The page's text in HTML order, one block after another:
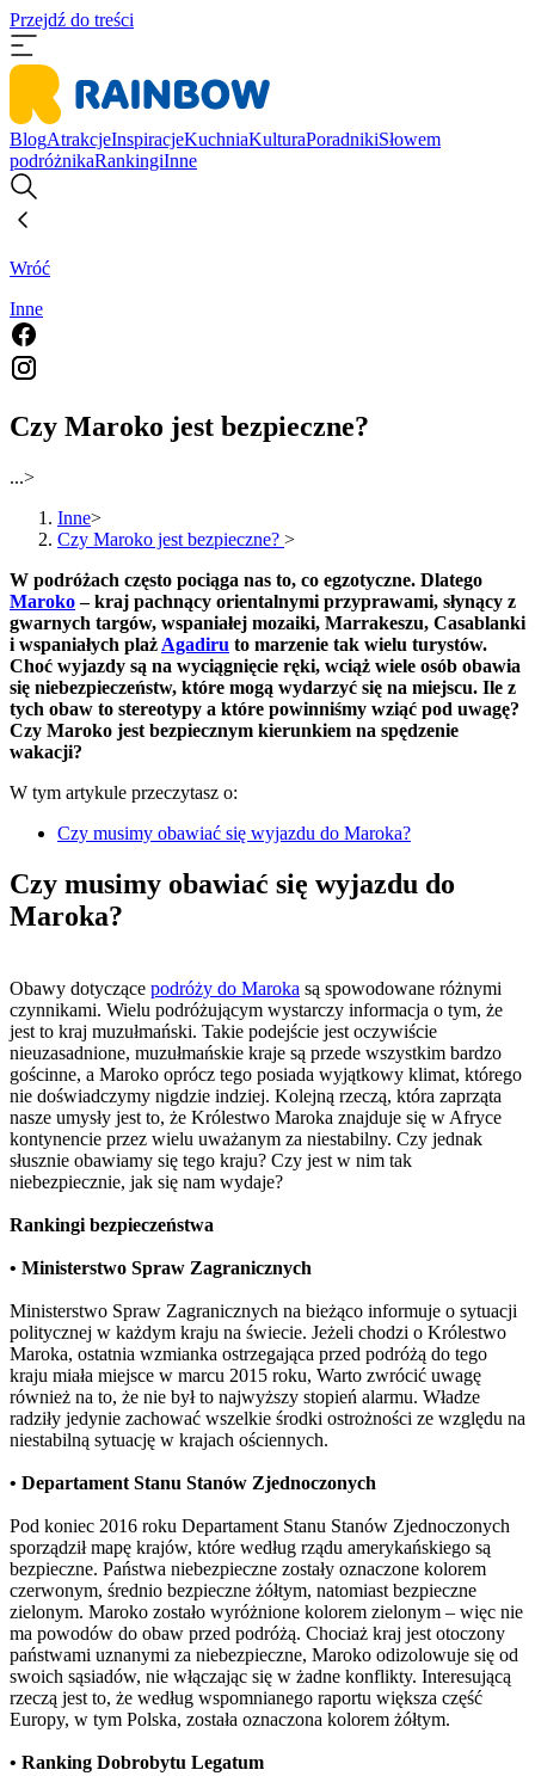
Przejdź do treści
BlogAtrakcjeInspiracjeKuchniaKulturaPoradnikiSłowem
podróżnikaRankingiInne
Wróć
Inne
Czy Maroko jest bezpieczne?
...>
Inne>
Czy Maroko jest bezpieczne? >
W podróżach często pociąga nas to, co egzotyczne. Dlatego
Maroko– kraj pachnący orientalnymi przyprawami, słynący z
gwarnych targów, wspaniałej mozaiki, Marrakeszu, Casablanki
i wspaniałych plaż Agadiru to marzenie tak wielu turystów.
Choć wyjazdy są na wyciągnięcie ręki, wciąż wiele osób obawia
się niebezpieczeństw, które mogą wydarzyć się na miejscu. Ile z
tych obaw to stereotypy a które powinniśmy wziąć pod uwagę?
Czy Maroko jest bezpiecznym kierunkiem na spędzenie
wakacji?
W tym artykule przeczytasz o:
Czy musimy obawiać się wyjazdu do Maroka?
Czy musimy obawiać się wyjazdu do
Maroka?
Obawy dotyczące podróży do Maroka są spowodowane różnymi
czynnikami. Wielu podróżującym wystarczy informacja o tym, że
jest to kraj muzułmański. Takie podejście jest oczywiście
nieuzasadnione, muzułmańskie kraje są przede wszystkim bardzo
gościnne, a Maroko oprócz tego posiada wyjątkowy klimat, którego
nie doświadczymy nigdzie indziej. Kolejną rzeczą, która zaprząta
nasze umysły jest to, że Królestwo Maroka znajduje się w Afryce
kontynencie przez wielu uważanym za niestabilny. Czy jednak
słusznie obawiamy się tego kraju? Czy jest w nim tak
niebezpiecznie, jak się nam wydaje?
Rankingi bezpieczeństwa
• Ministerstwo Spraw Zagranicznych
Ministerstwo Spraw Zagranicznych na bieżąco informuje o sytuacji
politycznej w każdym kraju na świecie. Jeżeli chodzi o Królestwo
Maroka, ostatnia wzmianka ostrzegająca przed podróżą do tego
kraju miała miejsce w marcu 2015 roku, Warto zwrócić uwagę
również na to, że nie był to najwyższy stopień alarmu. Władze
radziły jedynie zachować wszelkie środki ostrożności ze względu na
niestabilną sytuację w krajach ościennych.
• Departament Stanu Stanów Zjednoczonych
Pod koniec 2016 roku Departament Stanu Stanów Zjednoczonych
sporządził mapę krajów, które według rządu amerykańskiego są
bezpieczne. Państwa niebezpieczne zostały oznaczone kolorem
czerwonym, średnio bezpieczne żółtym, natomiast bezpieczne
zielonym. Maroko zostało wyróżnione kolorem zielonym – więc nie
ma powodów do obaw przed podróżą. Chociaż kraj jest otoczony
państwami uznanymi za niebezpieczne, Maroko odizolowuje się od
swoich sąsiadów, nie włączając się w żadne konflikty. Interesującą
rzeczą jest to, że według wspomnianego raportu większa część
Europy, w tym Polska, została oznaczona kolorem żółtym.
• Ranking Dobrobytu Legatum